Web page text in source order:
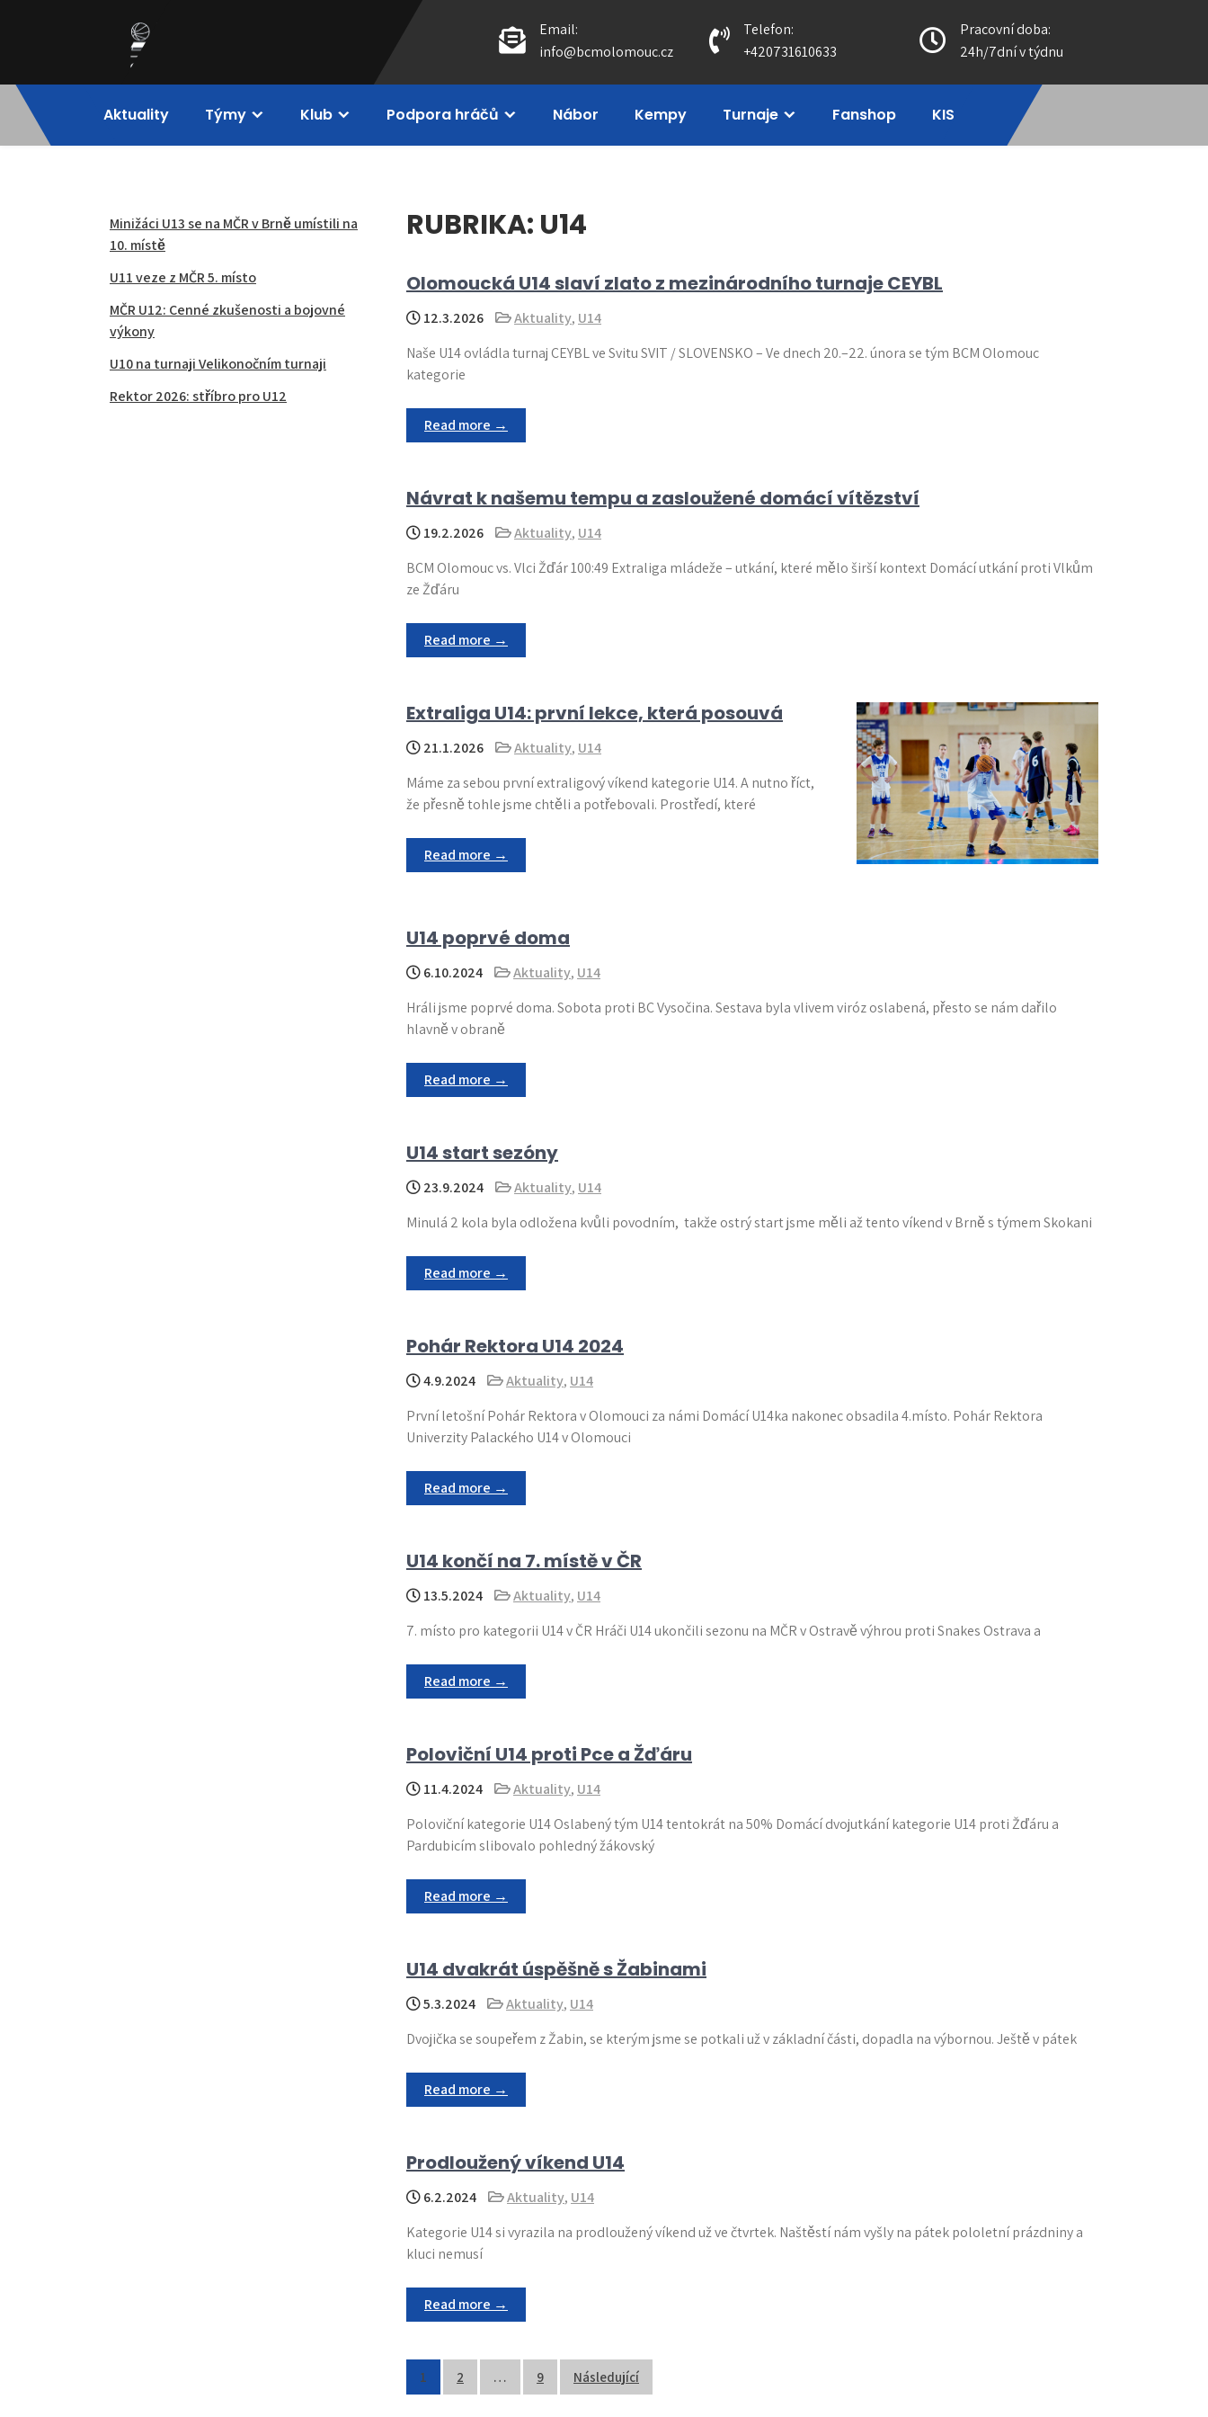
BCM Olomouc
Email:
info@bcmolomouc.cz
Telefon:
+420731610633
Pracovní doba:
24h/7dní v týdnu
Aktuality Týmy Klub Podpora hráčů Nábor Kempy Turnaje Fanshop KIS
RUBRIKA: U14
Olomoucká U14 slaví zlato z mezinárodního turnaje CEYBL
12.3.2026 Aktuality, U14
Naše U14 ovládla turnaj CEYBL ve Svitu SVIT / SLOVENSKO – Ve dnech 20.–22. února se tým BCM Olomouc
kategorie
Read more →
Návrat k našemu tempu a zasloužené domácí vítězství
19.2.2026 Aktuality, U14
BCM Olomouc vs. Vlci Žďár 100:49 Extraliga mládeže – utkání, které mělo širší kontext Domácí utkání proti Vlkům
ze Žďáru
Read more →
Extraliga U14: první lekce, která posouvá
21.1.2026 Aktuality, U14
Máme za sebou první extraligový víkend kategorie U14. A nutno říct,
že přesně tohle jsme chtěli a potřebovali. Prostředí, které
Read more →
U14 poprvé doma
6.10.2024 Aktuality, U14
Hráli jsme poprvé doma. Sobota proti BC Vysočina. Sestava byla vlivem viróz oslabená, přesto se nám dařilo
hlavně v obraně
Read more →
U14 start sezóny
23.9.2024 Aktuality, U14
Minulá 2 kola byla odložena kvůli povodním, takže ostrý start jsme měli až tento víkend v Brně s týmem Skokani
Read more →
Pohár Rektora U14 2024
4.9.2024 Aktuality, U14
První letošní Pohár Rektora v Olomouci za námi Domácí U14ka nakonec obsadila 4.místo. Pohár Rektora
Univerzity Palackého U14 v Olomouci
Read more →
U14 končí na 7. místě v ČR
13.5.2024 Aktuality, U14
7. místo pro kategorii U14 v ČR Hráči U14 ukončili sezonu na MČR v Ostravě výhrou proti Snakes Ostrava a
Read more →
Poloviční U14 proti Pce a Žďáru
11.4.2024 Aktuality, U14
Poloviční kategorie U14 Oslabený tým U14 tentokrát na 50% Domácí dvojutkání kategorie U14 proti Žďáru a
Pardubicím slibovalo pohledný žákovský
Read more →
U14 dvakrát úspěšně s Žabinami
5.3.2024 Aktuality, U14
Dvojička se soupeřem z Žabin, se kterým jsme se potkali už v základní části, dopadla na výbornou. Ještě v pátek
Read more →
Prodloužený víkend U14
6.2.2024 Aktuality, U14
Kategorie U14 si vyrazila na prodloužený víkend už ve čtvrtek. Naštěstí nám vyšly na pátek pololetní prázdniny a
kluci nemusí
Read more →
Stránkování
1 2 … 9 Následující
Minižáci U13 se na MČR v Brně umístili na
10. místě
U11 veze z MČR 5. místo
MČR U12: Cenné zkušenosti a bojovné
výkony
U10 na turnaji Velikonočním turnaji
Rektor 2026: stříbro pro U12